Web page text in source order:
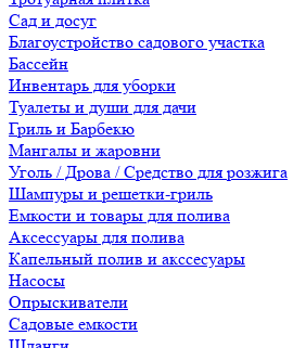
Сад и досуг
Благоустройство садового участка
Бассейн
Инвентарь для уборки
Туалеты и души для дачи
Гриль и Барбекю
Мангалы и жаровни
Уголь / Дрова / Средство для розжига
Шампуры и решетки-гриль
Емкости и товары для полива
Аксессуары для полива
Капельный полив и акссесуары
Насосы
Опрыскиватели
Садовые емкости